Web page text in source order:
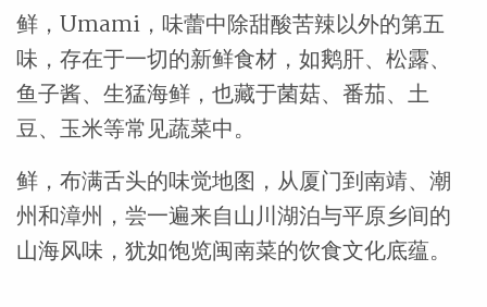
鲜，Umami，味蕾中除甜酸苦辣以外的第五
味，存在于一切的新鲜食材，如鹅肝、松露、
鱼子酱、生猛海鲜，也藏于菌菇、番茄、土
豆、玉米等常见蔬菜中。
鲜，布满舌头的味觉地图，从厦门到南靖、潮
州和漳州，尝一遍来自山川湖泊与平原乡间的
山海风味，犹如饱览闽南菜的饮食文化底蕴。